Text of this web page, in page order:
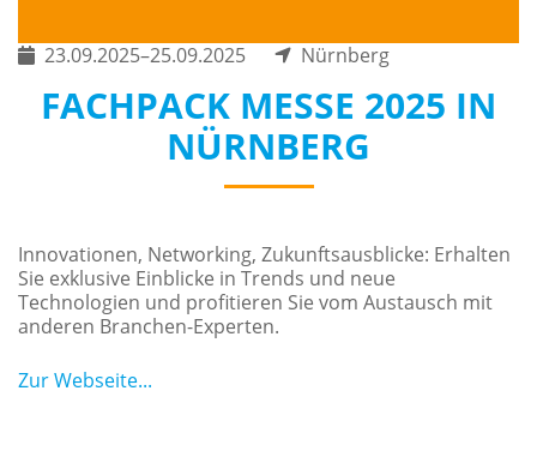
23.09.2025–25.09.2025 Nürnberg
FACHPACK MESSE 2025 IN
NÜRNBERG
Innovationen, Networking, Zukunftsausblicke: Erhalten
Sie exklusive Einblicke in Trends und neue
Technologien und profitieren Sie vom Austausch mit
anderen Branchen-Experten.
Zur Webseite...